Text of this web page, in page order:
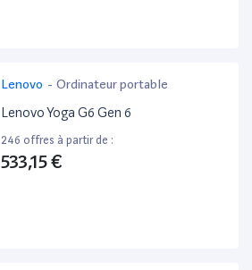
Lenovo - Ordinateur portable
Lenovo Yoga G6 Gen 6
246 offres à partir de :
533,15 €